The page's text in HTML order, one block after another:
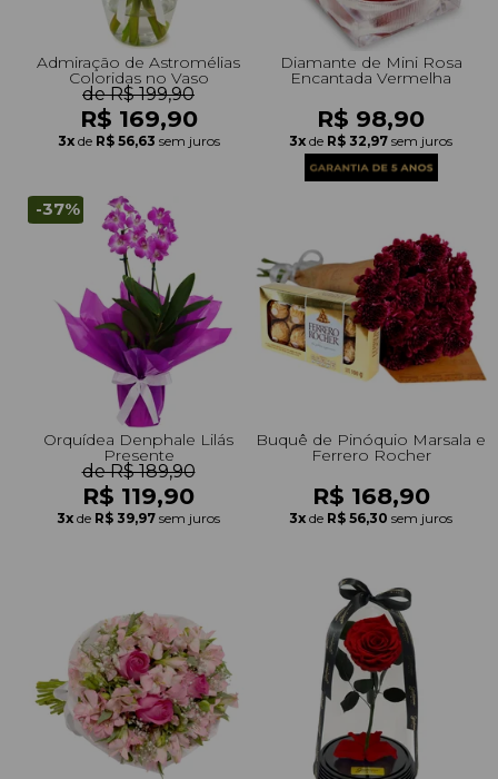
Admiração de Astromélias
Coloridas no Vaso
de R$ 199,90
R$ 169,90
3x de R$ 56,63 sem juros
Diamante de Mini Rosa
Encantada Vermelha
R$ 98,90
3x de R$ 32,97 sem juros
-37%
Orquídea Denphale Lilás
Presente
de R$ 189,90
R$ 119,90
3x de R$ 39,97 sem juros
Buquê de Pinóquio Marsala e
Ferrero Rocher
R$ 168,90
3x de R$ 56,30 sem juros